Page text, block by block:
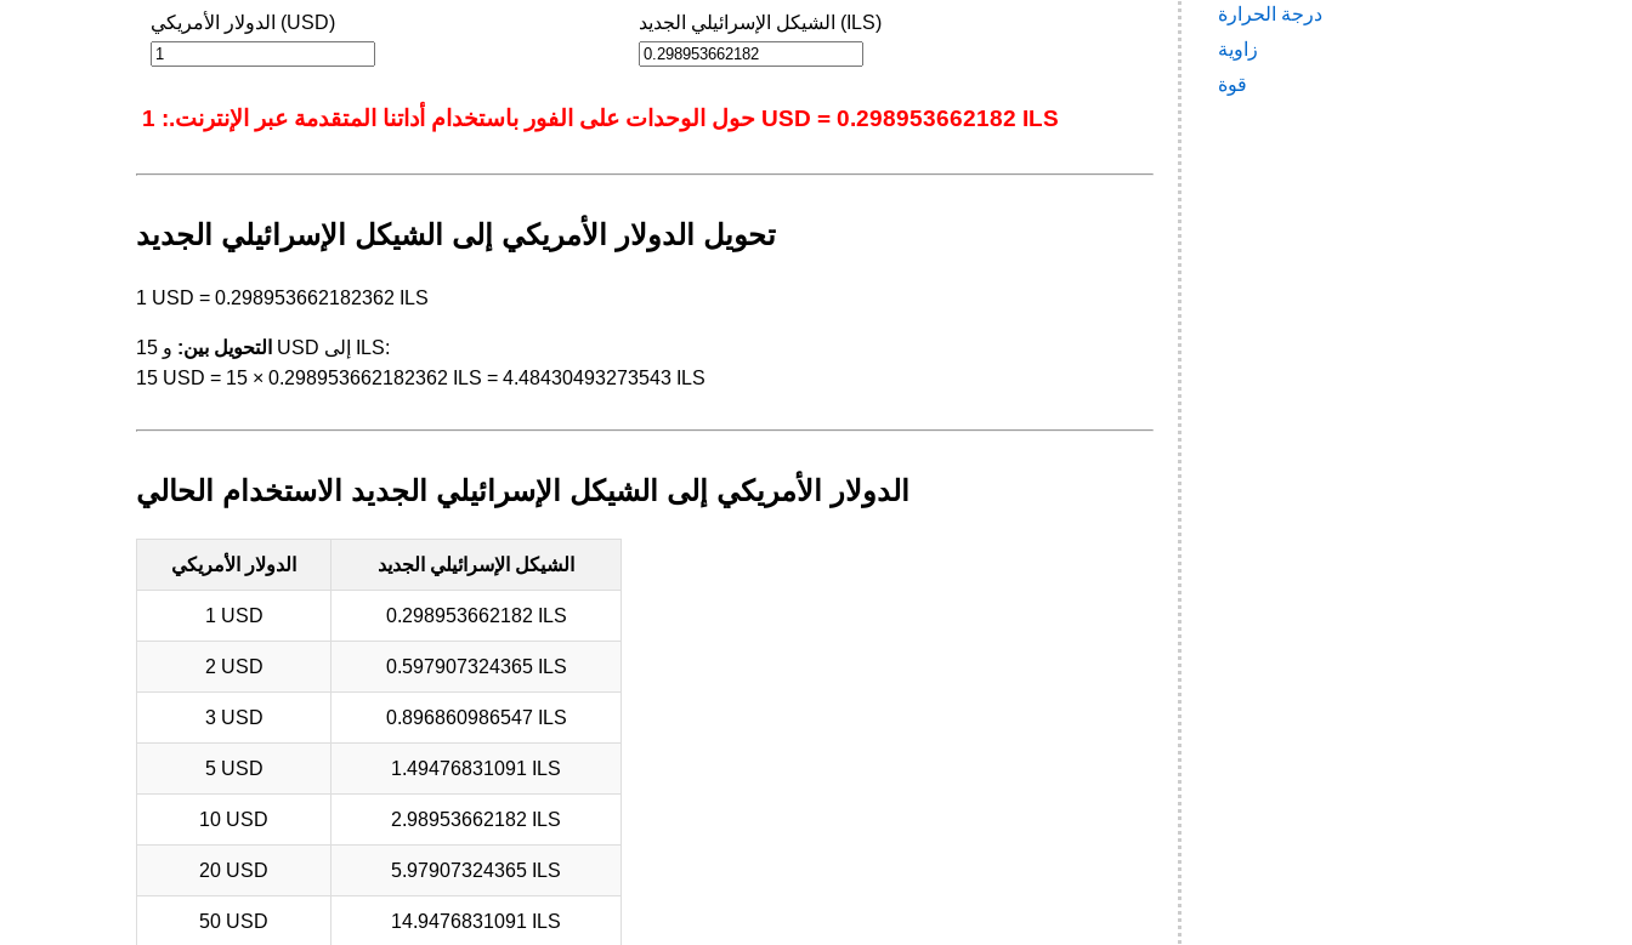
الدولار الأمريكي (USD) الشيكل الإسرائيلي الجديد (ILS)
حول الوحدات على الفور باستخدام أداتنا المتقدمة عبر الإنترنت.: 1 USD = 0.298953662182 ILS
تحويل الدولار الأمريكي إلى الشيكل الإسرائيلي الجديد
1 USD = 0.298953662182362 ILS
التحويل بين:
و 15 USD إلى ILS:
15 USD = 15 × 0.298953662182362 ILS = 4.48430493273543 ILS
الدولار الأمريكي إلى الشيكل الإسرائيلي الجديد الاستخدام الحالي
الدولار الأمريكي الشيكل الإسرائيلي الجديد
1 USD 0.298953662182 ILS
2 USD 0.597907324365 ILS
3 USD 0.896860986547 ILS
5 USD 1.49476831091 ILS
10 USD 2.98953662182 ILS
20 USD 5.97907324365 ILS
50 USD 14.9476831091 ILS
درجة الحرارة
زاوية
قوة